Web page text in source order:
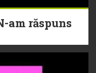
am răspuns